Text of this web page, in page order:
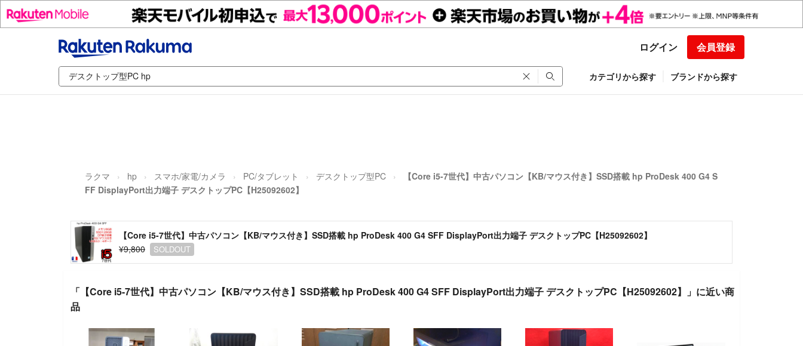
ログイン 会員登録
カテゴリから探す ブランドから探す
ラクマ hp スマホ/家電/カメラ PC/タブレット デスクトップ型PC
【Core i5-7世代】中古パソコン【KB/マウス付き】SSD搭載 hp ProDesk 400 G4 S
FF DisplayPort出力端子 デスクトップPC【H25092602】
【Core i5-7世代】中古パソコン【KB/マウス付き】SSD搭載 hp ProDesk 400 G4 SFF DisplayPort出力端子 デスクトップPC【H25092602】
¥9,800
SOLDOUT
「【Core i5-7世代】中古パソコン【KB/マウス付き】SSD搭載 hp ProDesk 400 G4 SFF DisplayPort出力端子 デスクトップPC【H25092602】」に近い商
品